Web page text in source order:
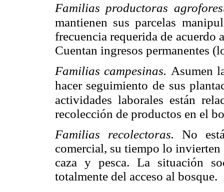
Familias productoras
mantienen sus parcelas
frecuencia requerida de acuerdo
Cuentan ingresos permanentes
Familias campesinas. Asumen
hacer seguimiento de sus
actividades laborales están
recolección de productos en el
Familias recolectoras.No
comercial, su tiempo lo
caza y pesca. La situación
totalmente del acceso al bosque.